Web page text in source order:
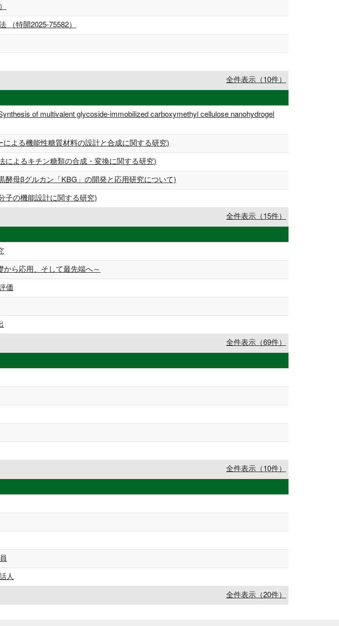
（特開2025-75582）
全件表示（10件）
of multivalent glycoside-immobilized carboxymethyl cellulose nanohydrogel
よる機能性糖質材料の設計と合成に関する研究)
によるキチン糖類の合成・変換に関する研究)
母βグルカン「KBG」の開発と応用研究について)
子の機能設計に関する研究)
全件表示（15件）
ら応用、そして最先端へ～
価
全件表示（69件）
全件表示（10件）
人
全件表示（20件）